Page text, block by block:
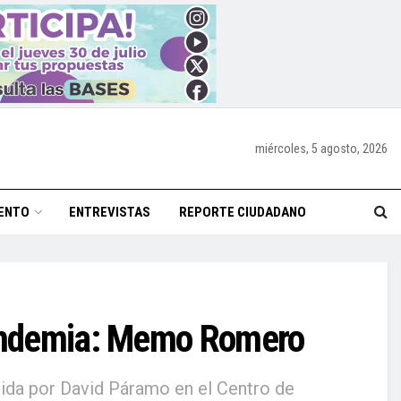
miércoles, 5 agosto, 2026
ENTREVISTAS REPORTE CIUDADANO
Memo Romero
por David Páramo en el Centro de